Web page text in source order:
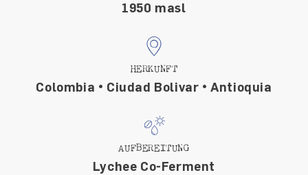
1950 masl
HERKUNFT
Colombia • Ciudad Bolivar • Antioquia
AUFBEREITUNG
Lychee Co-Ferment